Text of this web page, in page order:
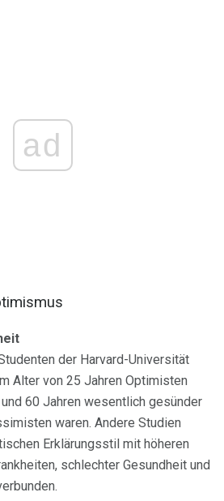
ad
der Harvard-Universität
Alter von 25 Jahren Optimisten
60 Jahren wesentlich gesünder
waren. Andere Studien
Erklärungsstil mit höheren
schlechter Gesundheit und